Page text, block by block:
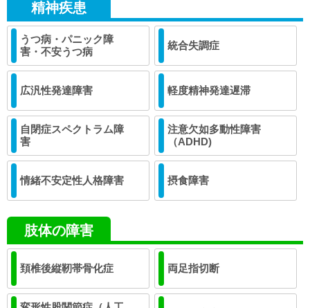
精神疾患
うつ病・パニック障
害・不安うつ病
統合失調症
広汎性発達障害 軽度精神発達遅滞
自閉症スペクトラム障
害
注意欠如多動性障害
（ADHD)
情緒不安定性人格障害 摂食障害
肢体の障害
頚椎後縦靭帯骨化症 両足指切断